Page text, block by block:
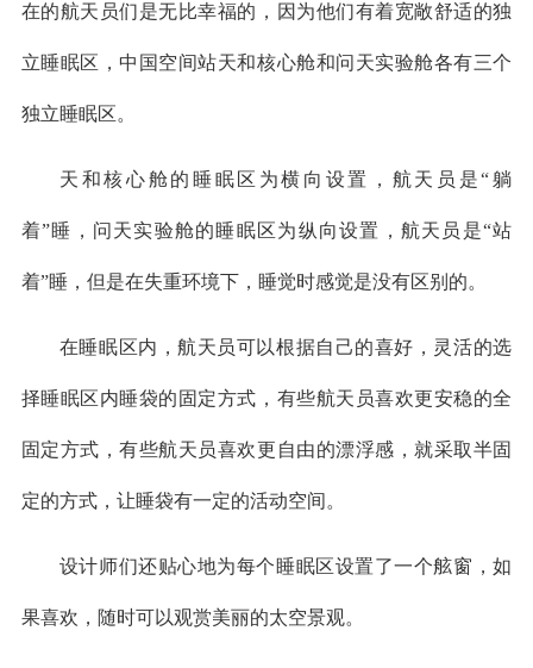
在的航天员们是无比幸福的，因为他们有着宽敞舒适的独
立睡眠区，中国空间站天和核心舱和问天实验舱各有三个
独立睡眠区。
天和核心舱的睡眠区为横向设置，航天员是“躺
着”睡，问天实验舱的睡眠区为纵向设置，航天员是“站
着”睡，但是在失重环境下，睡觉时感觉是没有区别的。
在睡眠区内，航天员可以根据自己的喜好，灵活的选
择睡眠区内睡袋的固定方式，有些航天员喜欢更安稳的全
固定方式，有些航天员喜欢更自由的漂浮感，就采取半固
定的方式，让睡袋有一定的活动空间。
设计师们还贴心地为每个睡眠区设置了一个舷窗，如
果喜欢，随时可以观赏美丽的太空景观。